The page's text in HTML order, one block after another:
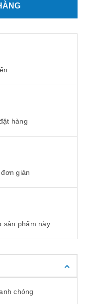
hàng
giản
sản phẩm này
chóng